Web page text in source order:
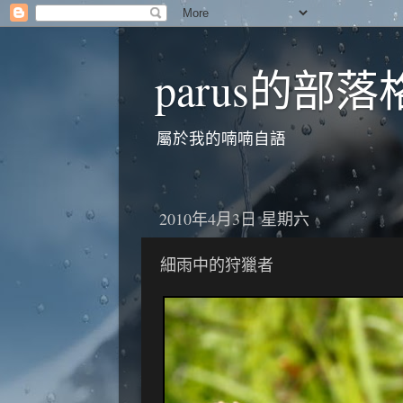
parus的部落
屬於我的喃喃自語
2010年4月3日 星期六
細雨中的狩獵者